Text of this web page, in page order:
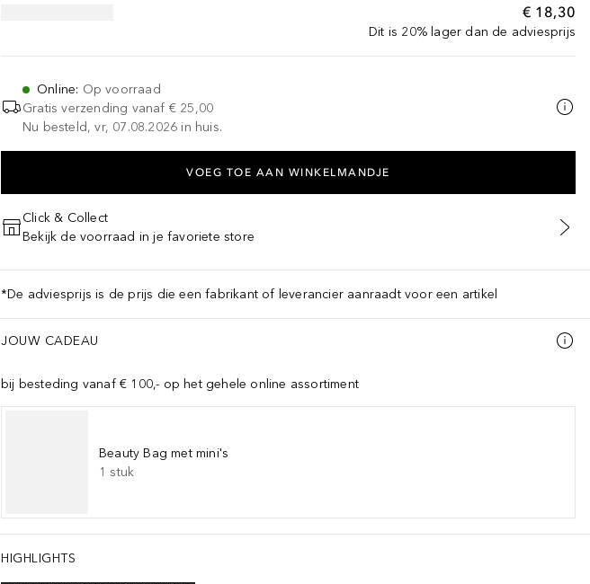
€ 18,30
Dit is 20% lager dan de adviesprijs
Online: Op voorraad
Gratis verzending vanaf € 25,00
Nu besteld, vr, 07.08.2026 in huis.
VOEG TOE AAN WINKELMANDJE
Click & Collect
Bekijk de voorraad in je favoriete store
*De adviesprijs is de prijs die een fabrikant of leverancier aanraadt voor een artikel
JOUW CADEAU
bij besteding vanaf € 100,- op het gehele online assortiment
Beauty Bag met mini's
1 stuk
HIGHLIGHTS